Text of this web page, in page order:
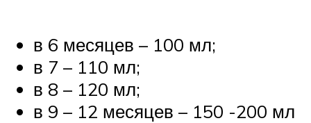
в 6 месяцев – 100 мл;
в 7 – 110 мл;
в 8 – 120 мл;
в 9 – 12 месяцев – 150 -200 мл